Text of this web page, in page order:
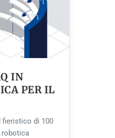
IN
PER IL
fieristico di 100
robotica